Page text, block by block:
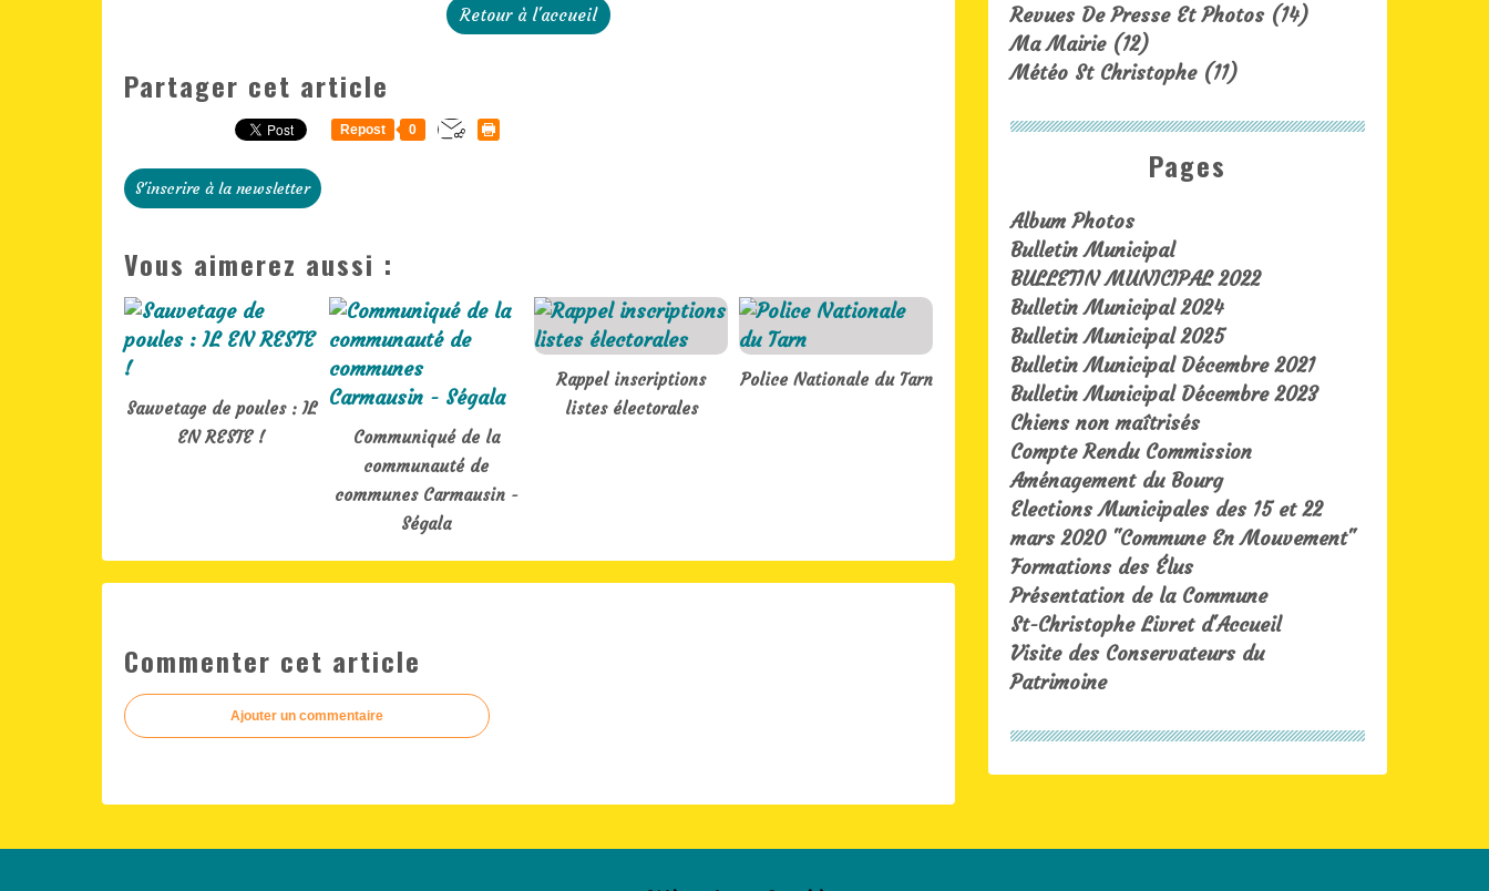
Retour à l'accueil
Partager cet article
Repost 0
S'inscrire à la newsletter
Vous aimerez aussi :
Sauvetage de poules : IL
EN RESTE !
Communiqué de la
communauté de
communes Carmausin -
Ségala
Rappel inscriptions
listes électorales
Police Nationale du Tarn
Commenter cet article
Ajouter un commentaire
Revues De Presse Et Photos(14)
Ma Mairie(12)
Météo St Christophe(11)
Pages
Album Photos
Bulletin Municipal
BULLETIN MUNICIPAL 2022
Bulletin Municipal 2024
Bulletin Municipal 2025
Bulletin Municipal Décembre 2021
Bulletin Municipal Décembre 2023
Chiens non maîtrisés
Compte Rendu Commission
Aménagement du Bourg
Elections Municipales des 15 et 22
mars 2020 "Commune En Mouvement"
Formations des Élus
Présentation de la Commune
St-Christophe Livret d'Accueil
Visite des Conservateurs du
Patrimoine